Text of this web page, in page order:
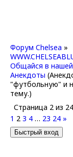
Форум Chelsea »
Общайся в
Анекдоты
"футбольную" и
тему.)
Страница 2 из 24
1 2 3 4 … 23 24 »